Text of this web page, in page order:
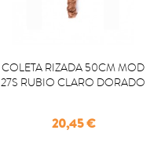
COLETA RIZADA 50CM MOD
27S RUBIO CLARO DORADO
Precio
20,45 €